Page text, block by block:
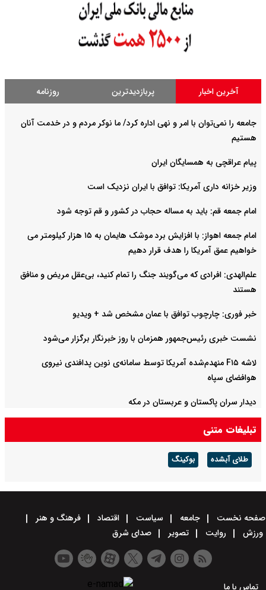
آخرین اخبار پربازدیدترین روزنامه
جامعه را نمی‌توان با امر و نهی اداره کرد/ ما نوکر مردم و در خدمت آنان
هستیم
پیام عراقچی به همسایگان ایران
وزیر خزانه داری آمریکا: توافق با ایران نزدیک است
امام جمعه قم: باید به مساله حجاب در کشور و قم توجه شود
امام‌ جمعه اهواز: با افزایش برد موشک هایمان به ۱۵ هزار کیلومتر می
خواهیم عمق آمریکا را هدف قرار دهیم
علم‌الهدی: افرادی که می‌گویند جنگ را تمام کنید، بی‌عقل مریض و منافق
هستند
خبر فوری: چارچوب توافق با عمان مشخص شد + ویدیو
نشست خبری رئیس‌جمهور همزمان با روز خبرنگار برگزار می‌شود
لاشه F۱۵ منهدم‌شده آمریکا توسط سامانه‌ی نوین پدافندی نیروی
هوافضای سپاه
دیدار سران پاکستان و عربستان در مکه
تبلیغات متنی
طلای آبشده بوکینگ
صفحه نخست جامعه سیاست اقتصاد
فرهنگ و هنر
ورزش
روایت تصویر صدای شرق
تماس با ما